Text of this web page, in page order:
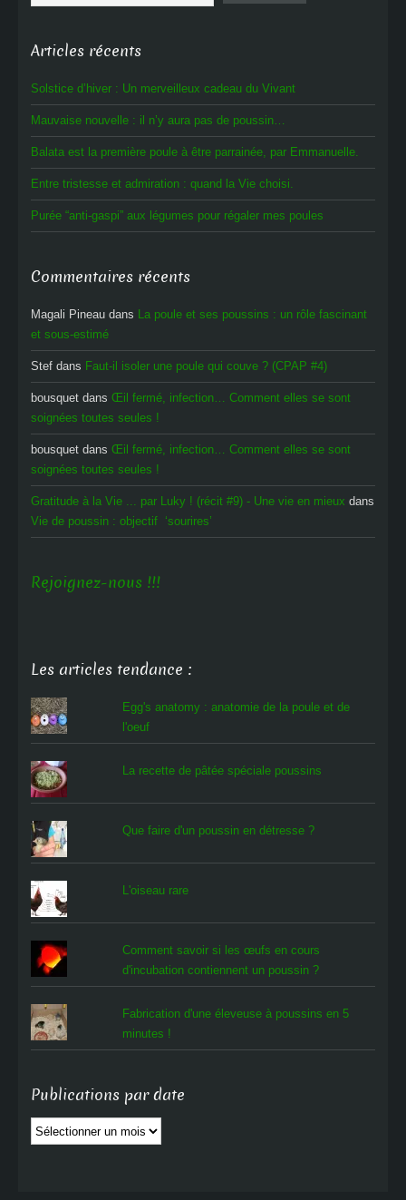
Articles récents
Solstice d’hiver : Un merveilleux cadeau du Vivant
Mauvaise nouvelle : il n’y aura pas de poussin…
Balata est la première poule à être parrainée, par Emmanuelle.
Entre tristesse et admiration : quand la Vie choisi.
Purée “anti-gaspi” aux légumes pour régaler mes poules
Commentaires récents
Magali Pineau dans La poule et ses poussins : un rôle fascinant
et sous-estimé
Stef dans Faut-il isoler une poule qui couve ? (CPAP #4)
bousquet dans Œil fermé, infection… Comment elles se sont
soignées toutes seules !
bousquet dans Œil fermé, infection… Comment elles se sont
soignées toutes seules !
Gratitude à la Vie ... par Luky ! (récit #9) - Une vie en mieux dans
Vie de poussin : objectif ‘sourires’
Rejoignez-nous !!!
Les articles tendance :
Egg's anatomy : anatomie de la poule et de
l'oeuf
La recette de pâtée spéciale poussins
Que faire d'un poussin en détresse ?
L'oiseau rare
Comment savoir si les œufs en cours
d'incubation contiennent un poussin ?
Fabrication d'une éleveuse à poussins en 5
minutes !
Publications par date
Publications
par